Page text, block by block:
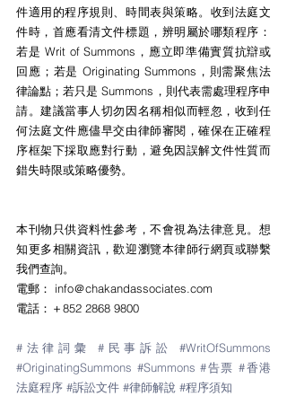
件適用的程序規則、時間表與策略。收到法庭文
件時，首應看清文件標題，辨明屬於哪類程序：
若是 Writ of Summons，應立即準備實質抗辯或
回應；若是 Originating Summons，則需聚焦法
律論點；若只是 Summons，則代表需處理程序申
請。建議當事人切勿因名稱相似而輕忽，收到任
何法庭文件應儘早交由律師審閱，確保在正確程
序框架下採取應對行動，避免因誤解文件性質而
錯失時限或策略優勢。
本刊物只供資料性參考，不會視為法律意見。想
知更多相關資訊，歡迎瀏覽本律師行網頁或聯繫
我們查詢。
電郵： info＠chakandassociates.com
電話：＋852 2868 9800
#法律詞彙 #民事訴訟
#WritOfSummons
#OriginatingSummons #Summons #告票 #香港
法庭程序 #訴訟文件 #律師解說 #程序須知